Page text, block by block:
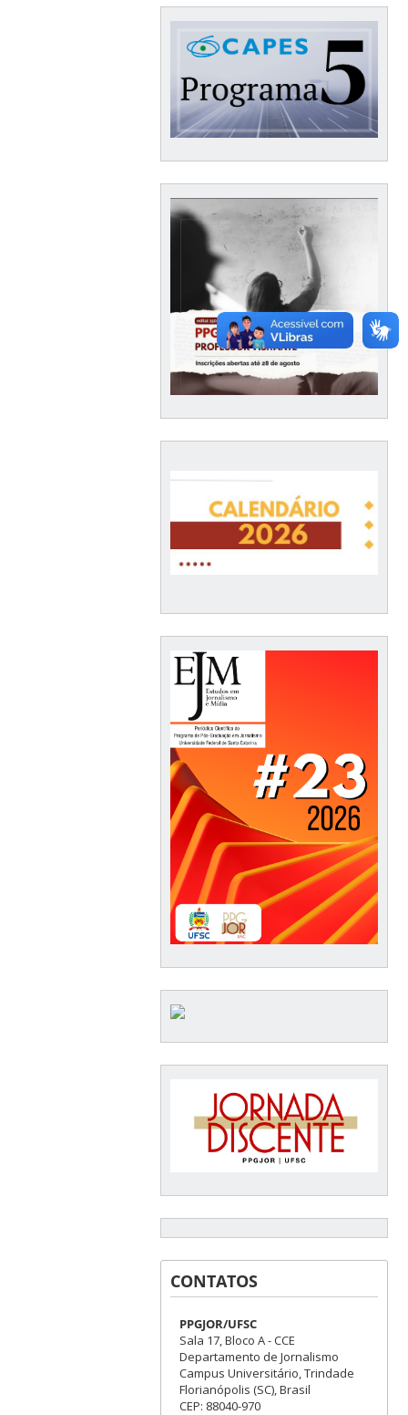
CONTATOS
PPGJOR/UFSC
Sala 17, Bloco A - CCE
Departamento de Jornalismo
Campus Universitário, Trindade
Florianópolis (SC), Brasil
CEP: 88040-970